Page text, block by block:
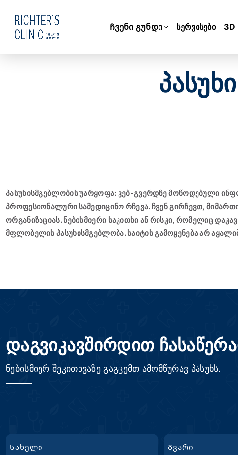
Ჩვენი გუნდი სერვისები 3D
პასუხისმგებლობის უარყოფა: ვებ-გვერდზე მოწოდებული
პროფესიონალური სამედიცინო რჩევა. ჩვენ გირჩევთ,
ორგანიზაციას. ნებისმიერი საკითხი ან რისკი, რომელიც
მფლობელის პასუხისმგებლობა. საიტის გამოყენება არ
დაგვიკავშირდით
ნებისმიერ შეკითხვაზე გაგცემთ ამომწურავ პასუხს.